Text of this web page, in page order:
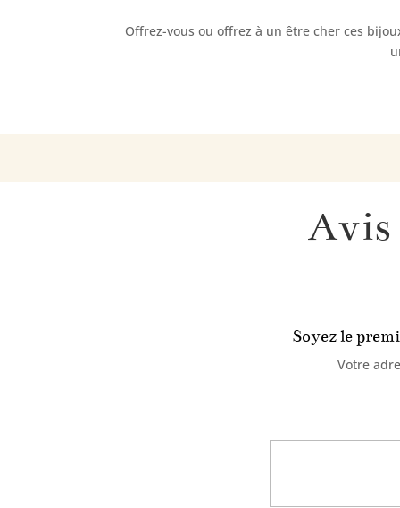
Offrez-vous ou offrez à un être cher ces
Soyez le
Votre